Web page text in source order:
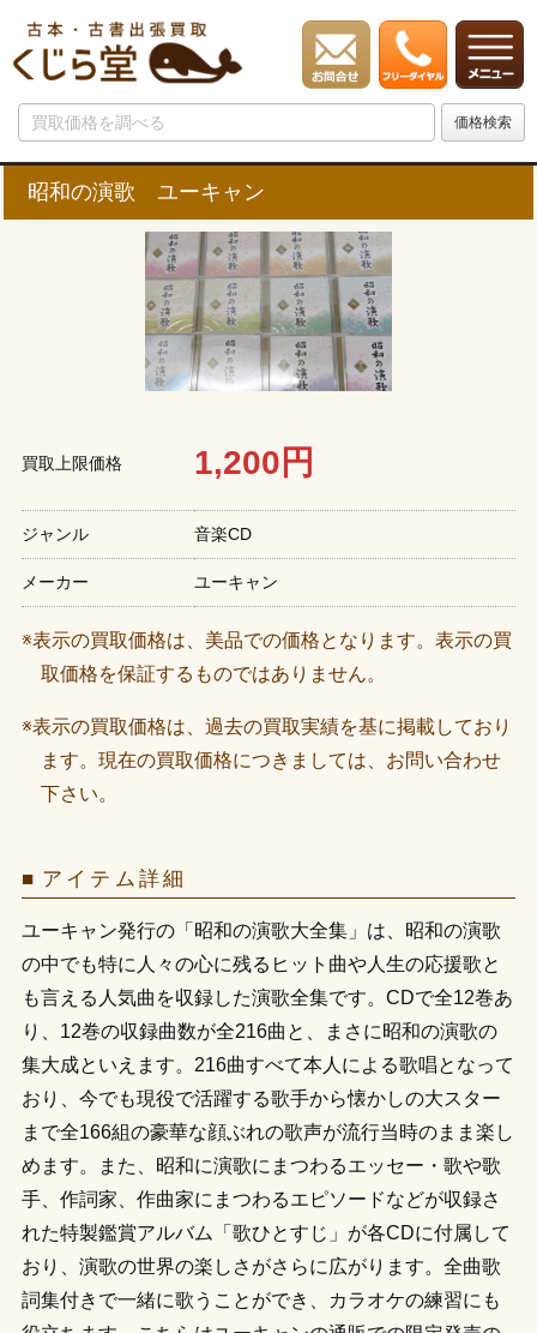
昭和の演歌 ユーキャン
買取上限価格 1,200円
ジャンル 音楽CD
メーカー ユーキャン
※表示の買取価格は、美品での価格となります。表示の買
取価格を保証するものではありません。
※表示の買取価格は、過去の買取実績を基に掲載しており
ます。現在の買取価格につきましては、お問い合わせ
下さい。
アイテム詳細
ユーキャン発行の「昭和の演歌大全集」は、昭和の演歌
の中でも特に人々の心に残るヒット曲や人生の応援歌と
も言える人気曲を収録した演歌全集です。CDで全12巻あ
り、12巻の収録曲数が全216曲と、まさに昭和の演歌の
集大成といえます。216曲すべて本人による歌唱となって
おり、今でも現役で活躍する歌手から懐かしの大スター
まで全166組の豪華な顔ぶれの歌声が流行当時のまま楽し
めます。また、昭和に演歌にまつわるエッセー・歌や歌
手、作詞家、作曲家にまつわるエピソードなどが収録さ
れた特製鑑賞アルバム「歌ひとすじ」が各CDに付属して
おり、演歌の世界の楽しさがさらに広がります。全曲歌
詞集付きで一緒に歌うことができ、カラオケの練習にも